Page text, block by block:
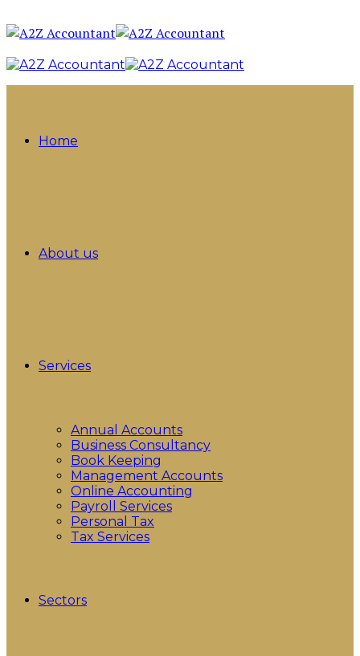
Home
About us
Services
Annual Accounts
Business Consultancy
Book Keeping
Management Accounts
Online Accounting
Payroll Services
Personal Tax
Tax Services
Sectors